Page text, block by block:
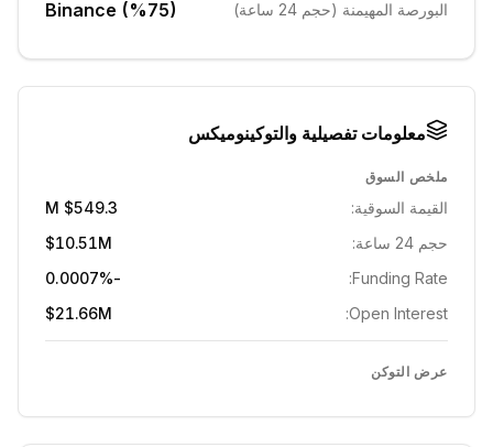
البورصة المهيمنة (حجم 24 ساعة) Binance (%75)
معلومات تفصيلية والتوكينوميكس
ملخص السوق
القيمة السوقية:
$549.3 M
حجم 24 ساعة:
$10.51M
Funding Rate:
-0.0007%
Open Interest:
$21.66M
عرض التوكن